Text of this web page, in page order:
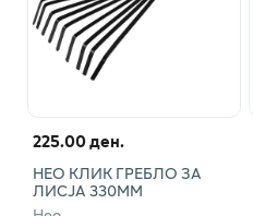
225.00 ден.
НЕО КЛИК ГРЕБЛО ЗА
ЛИСЈА 330ММ